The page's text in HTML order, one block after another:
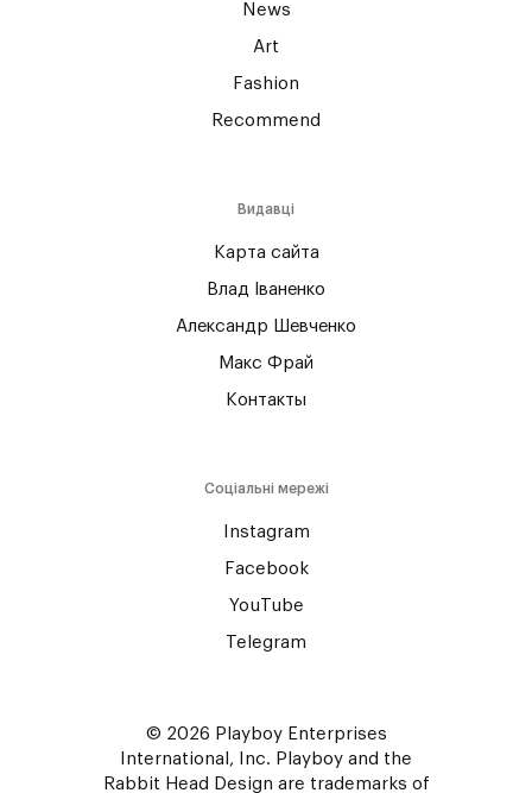
News
Art
Fashion
Recommend
Видавці
Карта сайта
Влад Іваненко
Александр Шевченко
Макс Фрай
Контакты
Соціальні мережі
Instagram
Facebook
YouTube
Telegram
© 2026 Playboy Enterprises
International, Inc. Playboy and the
Rabbit Head Design are trademarks of